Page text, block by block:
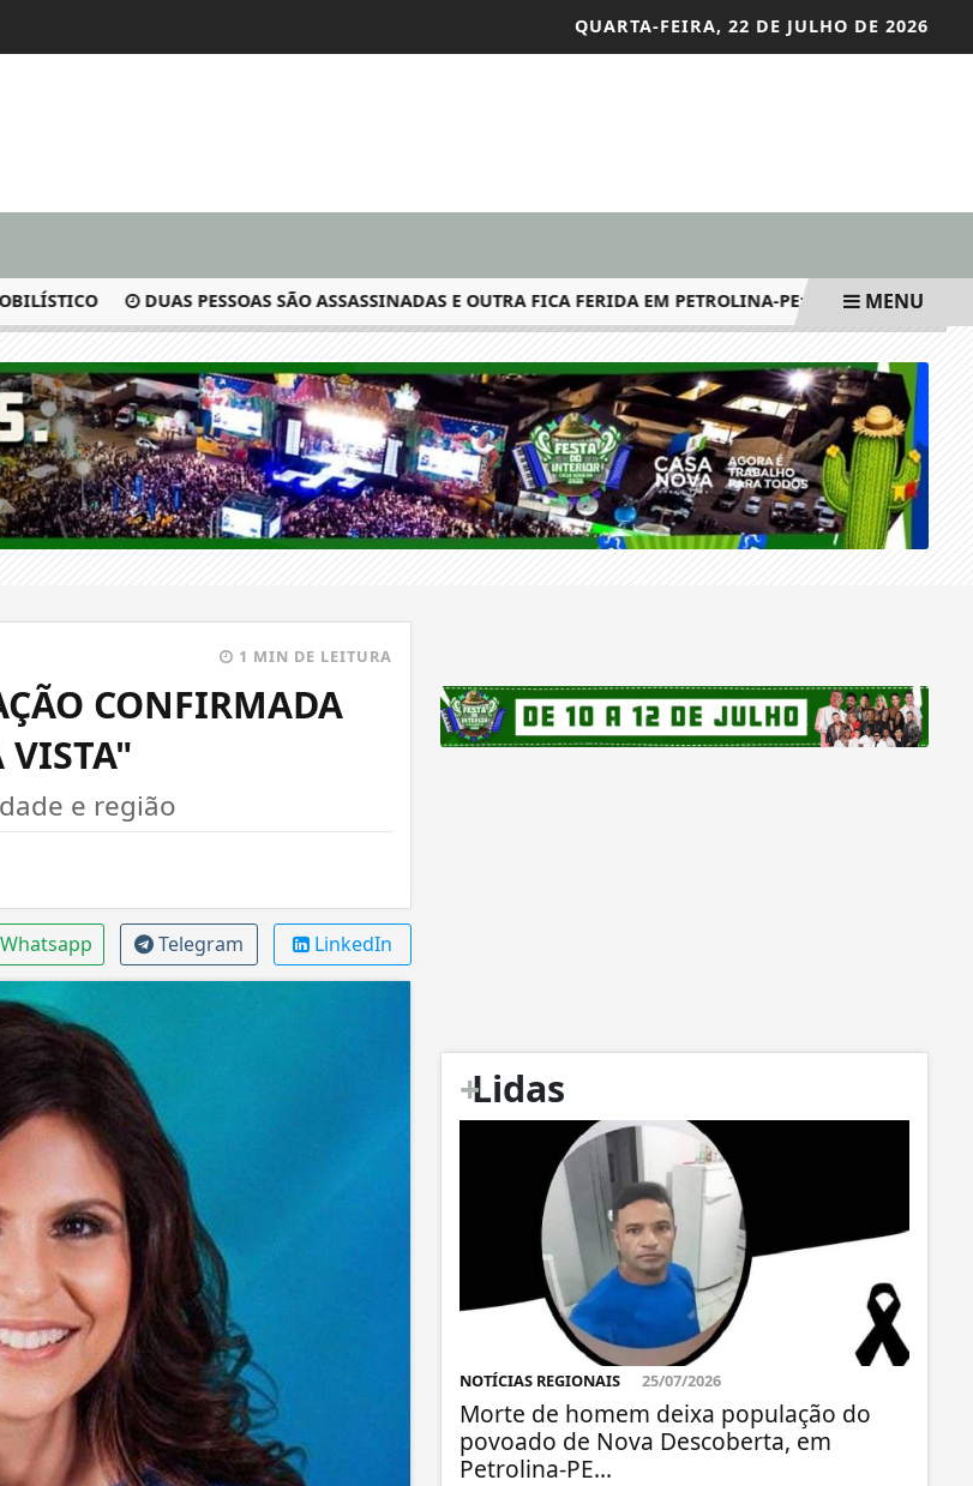
QUARTA-FEIRA, 22 DE JULHO DE 2026
DUAS PESSOAS SÃO ASSASSINADAS E OUTRA FICA FERIDA EM PETROLINA-PE; DOIS ADOLESCENTES
MENU
1 MIN DE LEITURA
CONFIRMADA
VISTA"
e região
Whatsapp Telegram LinkedIn
+
Lidas
NOTÍCIAS REGIONAIS 25/07/2026
Morte de homem deixa população do
povoado de Nova Descoberta, em
Petrolina-PE...